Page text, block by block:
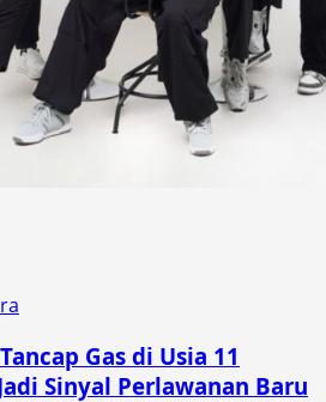
Gas di Usia 11
Sinyal Perlawanan Baru